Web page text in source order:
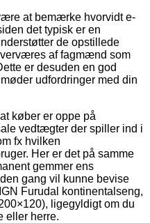
at bemærke hvorvidt e-
det typisk er en
de opstillede
af fagmænd som
er desuden en god
udfordringer med din
køber er oppe på
vedtægter der spiller ind i
fx hvilken
Her er det på samme
gemmer ens
gang vil kunne bevise
Furudal kontinentalseng,
ligegyldigt om du
eller herre.